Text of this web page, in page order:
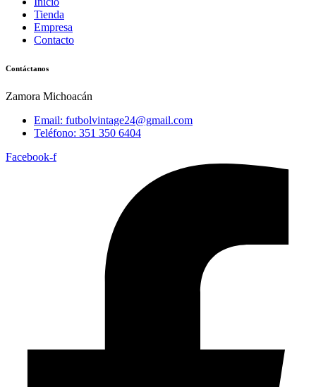
Tienda
Empresa
Contacto
Contáctanos
Zamora Michoacán
Email: futbolvintage24@gmail.com
Teléfono: 351 350 6404
Facebook-f